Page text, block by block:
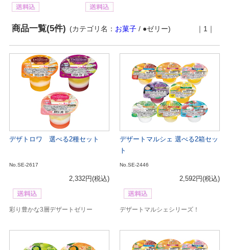
商品一覧(5件) ｜1｜
(カテゴリ名： お菓子/ ●ゼリー)
デザトロワ 選べる2種セット
No.SE-2617
2,332円(税込)
彩り豊かな3層デザートゼリー
デザートマルシェ 選べる2箱セッ
ト
No.SE-2446
2,592円(税込)
デザートマルシェシリーズ！